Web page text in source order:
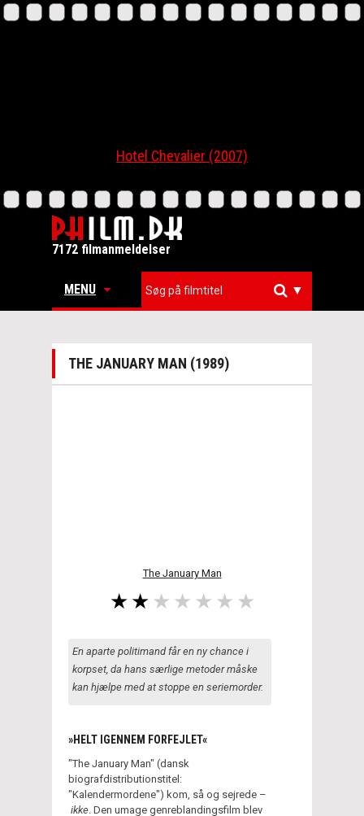
Hotel Chevalier (2007)
7172 filmanmeldelser
MENU ▼
THE JANUARY MAN (1989)
The January Man
En aparte politimand får en ny chance i
korpset, da hans særlige metoder måske
kan hjælpe med at stoppe en seriemorder.
»HELT IGENNEM FORFEJLET«
"The January Man" (dansk
biografdistributionstitel:
"Kalendermordene") kom, så og sejrede –
ikke . Den umage genreblandingsfilm blev